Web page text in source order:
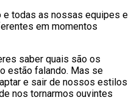
e todas as nossas equipes e
em momentos
saber quais são os
estão falando. Mas se
e sair de nossos estilos
nos tornarmos ouvintes